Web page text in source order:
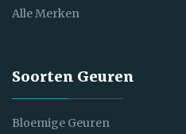
Alle Merken
Soorten Geuren
Bloemige Geuren